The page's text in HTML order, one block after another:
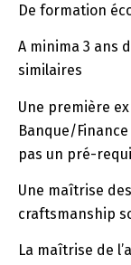
De formation
A minima 3 ans
similaires
Une première
Banque/
pas un pré-
Une maîtrise
craftsmanship
La maîtrise de